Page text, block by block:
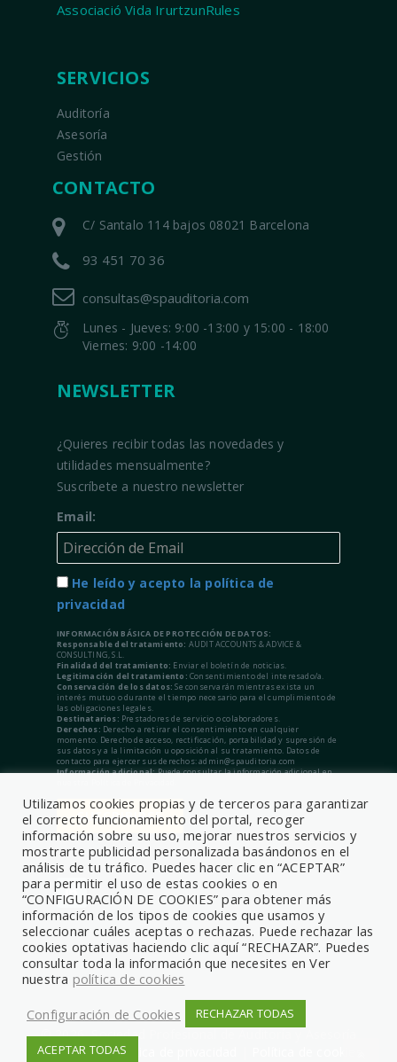
Associació Vida IrurtzunRules
SERVICIOS
Auditoría
Asesoría
Gestión
CONTACTO
C/ Santalo 114 bajos 08021 Barcelona
93 451 70 36
consultas@spauditoria.com
Lunes - Jueves: 9:00 -13:00 y 15:00 - 18:00
Viernes: 9:00 -14:00
NEWSLETTER
¿Quieres recibir todas las novedades y
utilidades mensualmente?
Suscríbete a nuestro newsletter
Email:
He leído y acepto la política de
privacidad
INFORMACIÓN BÁSICA DE PROTECCIÓN DE DATOS:
Responsable del tratamiento: AUDIT ACCOUNTS & ADVICE &
CONSULTING, S.L.
Finalidad del tratamiento: Enviar el boletín de noticias.
Legitimación del tratamiento: Consentimiento del interesado/a.
Conservación de los datos: Se conservarán mientras exista un
interés mutuo o durante el tiempo necesario para el cumplimiento de
las obligaciones legales.
Destinatarios: Prestadores de servicio o colaboradores.
Derechos: Derecho a retirar el consentimiento en cualquier
momento. Derecho de acceso, rectificación, portabilidad y supresión de
sus datos y a la limitación u oposición al su tratamiento. Datos de
contacto para ejercer sus derechos: admin@spauditoria.com
Información adicional:Puede consultar la información adicional en
© 2026, Sociedad Profesional de Auditoría y Asesoría
Aviso legal|Política de privacidad
Utilizamos cookies propias y de terceros para garantizar
el correcto funcionamiento del portal, recoger
información sobre su uso, mejorar nuestros servicios y
mostrarte publicidad personalizada basándonos en el
análisis de tu tráfico. Puedes hacer clic en “ACEPTAR”
para permitir el uso de estas cookies o en
“CONFIGURACIÓN DE COOKIES” para obtener más
información de los tipos de cookies que usamos y
seleccionar cuáles aceptas o rechazas. Puede rechazar las
cookies optativas haciendo clic aquí “RECHAZAR”. Puedes
consultar toda la información que necesites en Ver
nuestra política de cookies
Configuración de Cookies
RECHAZAR TODAS
ACEPTAR TODAS